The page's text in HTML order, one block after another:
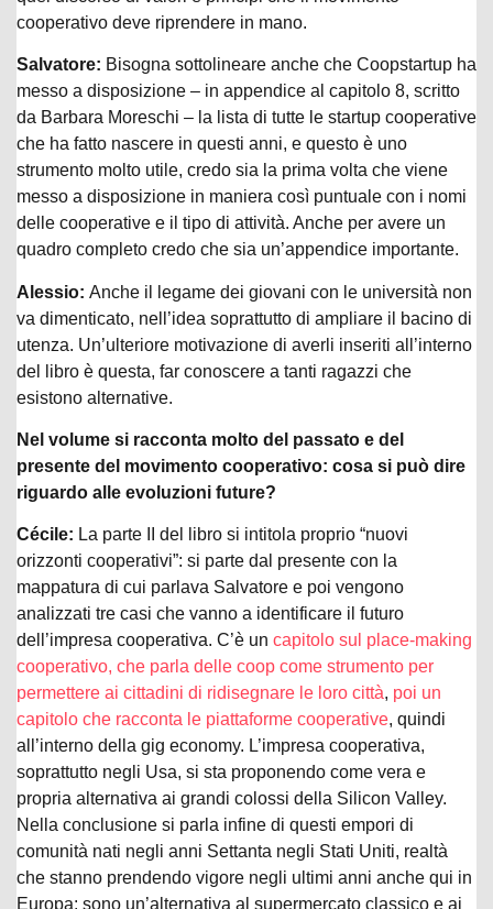
cooperativo deve riprendere in mano.
Salvatore: Bisogna sottolineare anche che Coopstartup ha
messo a disposizione – in appendice al capitolo 8, scritto
da Barbara Moreschi – la lista di tutte le startup cooperative
che ha fatto nascere in questi anni, e questo è uno
strumento molto utile, credo sia la prima volta che viene
messo a disposizione in maniera così puntuale con i nomi
delle cooperative e il tipo di attività. Anche per avere un
quadro completo credo che sia un’appendice importante.
Alessio: Anche il legame dei giovani con le università non
va dimenticato, nell’idea soprattutto di ampliare il bacino di
utenza. Un’ulteriore motivazione di averli inseriti all’interno
del libro è questa, far conoscere a tanti ragazzi che
esistono alternative.
Nel volume si racconta molto del passato e del
presente del movimento cooperativo: cosa si può dire
riguardo alle evoluzioni future?
Cécile: La parte II del libro si intitola proprio “nuovi
orizzonti cooperativi”: si parte dal presente con la
mappatura di cui parlava Salvatore e poi vengono
analizzati tre casi che vanno a identificare il futuro
dell’impresa cooperativa. C’è un capitolo sul place-making
cooperativo, che parla delle coop come strumento per
permettere ai cittadini di ridisegnare le loro città, poi un
capitolo che racconta le piattaforme cooperative, quindi
all’interno della gig economy. L’impresa cooperativa,
soprattutto negli Usa, si sta proponendo come vera e
propria alternativa ai grandi colossi della Silicon Valley.
Nella conclusione si parla infine di questi empori di
comunità nati negli anni Settanta negli Stati Uniti, realtà
che stanno prendendo vigore negli ultimi anni anche qui in
Europa: sono un’alternativa al supermercato classico e ai